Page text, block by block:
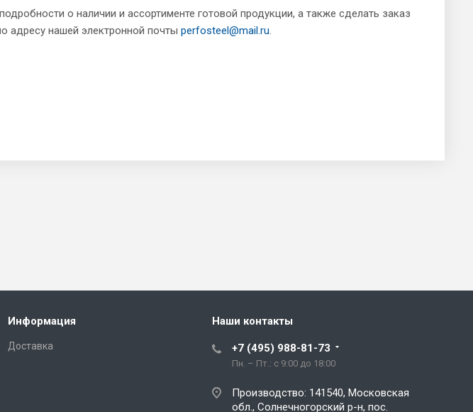
о наличии и ассортименте готовой продукции, а также сделать заказ
адресу нашей электронной почты perfosteel@mail.ru.
Информация
Доставка
Наши контакты
+7 (495) 988-81-73
Пн. – Пт.: с 9:00 до 18:00
Производство: 141540, Московская
обл., Солнечногорский р-н, пос.